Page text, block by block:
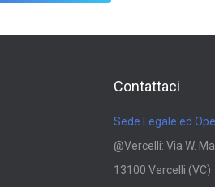
Contattaci
Sede Legale ed
@Vercelli: Via W.
13100 Vercelli (VC)